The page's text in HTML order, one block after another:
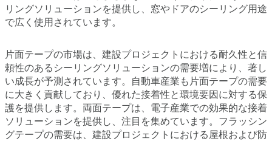
リングソリューションを提供し、窓やドアのシーリング用途
で広く使用されています。
片面テープの市場は、建設プロジェクトにおける耐久性と信
頼性のあるシーリングソリューションの需要増により、著し
い成長が予測されています。自動車産業も片面テープの需要
に大きく貢献しており、優れた接着性と環境要因に対する保
護を提供します。両面テープは、電子産業での効果的な接着
ソリューションを提供し、注目を集めています。フラッシン
グテープの需要は、建設プロジェクトにおける屋根および防